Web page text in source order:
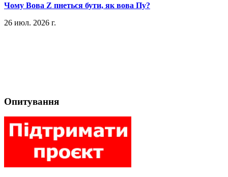
​Чому Вова Z пнеться бути, як вова Пу?
26 июл. 2026 г.
Опитування